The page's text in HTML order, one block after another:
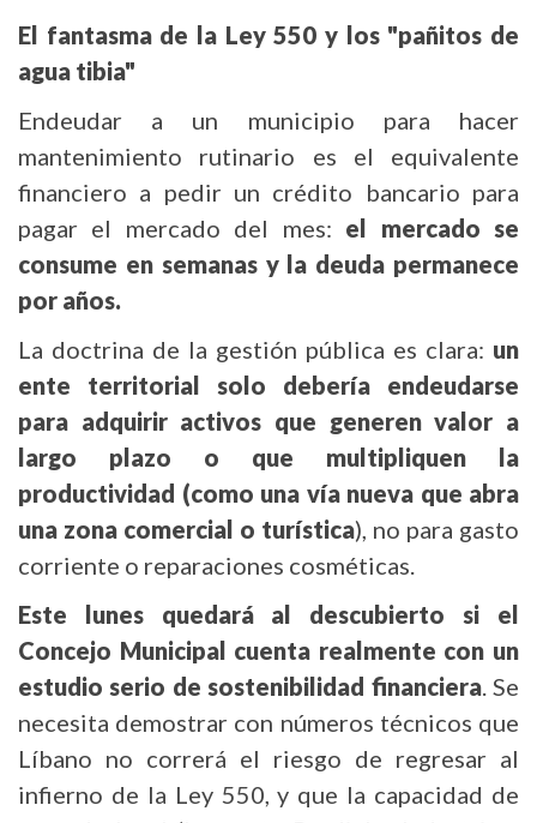
El fantasma de la Ley 550 y los "pañitos de
agua tibia"
Endeudar a un municipio para hacer
mantenimiento rutinario es el equivalente
financiero a pedir un crédito bancario para
pagar el mercado del mes: el mercado se
consume en semanas y la deuda permanece
por años.
La doctrina de la gestión pública es clara: un
ente territorial solo debería endeudarse
para adquirir activos que generen valor a
largo plazo o que multipliquen la
productividad (como una vía nueva que abra
una zona comercial o turística), no para gasto
corriente o reparaciones cosméticas.
Este lunes quedará al descubierto si el
Concejo Municipal cuenta realmente con un
estudio serio de sostenibilidad financiera. Se
necesita demostrar con números técnicos que
Líbano no correrá el riesgo de regresar al
infierno de la Ley 550, y que la capacidad de